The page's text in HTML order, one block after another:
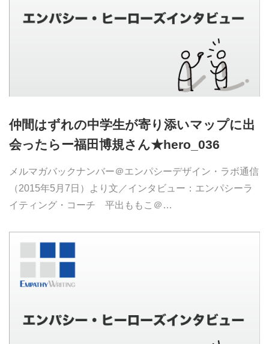
仲間はずれの中学生が寄り添いマップに出
会ったらー福田博規さん★hero_036
メルマガバックナンバー＠エンパシーデザイン・ラボ通信
（2015年5月7日）より文／インタビュー：エンパシーラ
イティング・コーチ 平出ももこ＠…